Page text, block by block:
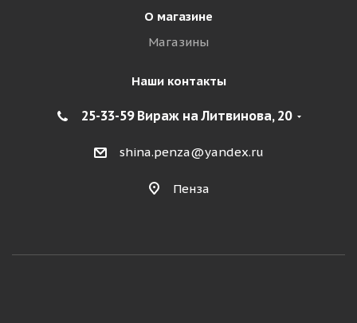
О магазине
Магазины
Наши контакты
25-33-59 Вираж на Литвинова, 20
shina.penza@yandex.ru
Пенза